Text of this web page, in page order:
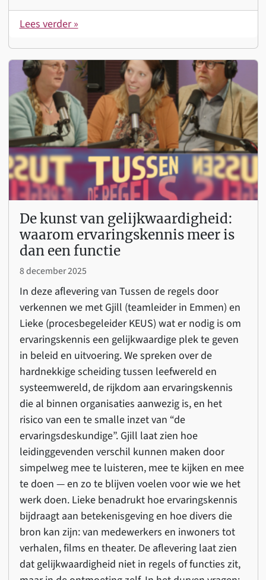
Lees verder »
De kunst van gelijkwaardigheid:
waarom ervaringskennis meer is
dan een functie
8 december 2025
In deze aflevering van Tussen de regels door
verkennen we met Gjill (teamleider in Emmen) en
Lieke (procesbegeleider KEUS) wat er nodig is om
ervaringskennis een gelijkwaardige plek te geven
in beleid en uitvoering. We spreken over de
hardnekkige scheiding tussen leefwereld en
systeemwereld, de rijkdom aan ervaringskennis
die al binnen organisaties aanwezig is, en het
risico van een te smalle inzet van “de
ervaringsdeskundige”. Gjill laat zien hoe
leidinggevenden verschil kunnen maken door
simpelweg mee te luisteren, mee te kijken en mee
te doen — en zo te blijven voelen voor wie we het
werk doen. Lieke benadrukt hoe ervaringskennis
bijdraagt aan betekenisgeving en hoe divers die
bron kan zijn: van medewerkers en inwoners tot
verhalen, films en theater. De aflevering laat zien
dat gelijkwaardigheid niet in regels of functies zit,